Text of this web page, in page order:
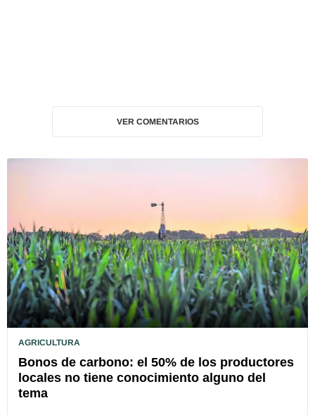
VER COMENTARIOS
AGRICULTURA
Bonos de carbono: el 50% de los productores
locales no tiene conocimiento alguno del
tema